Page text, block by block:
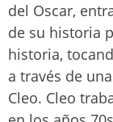
del Oscar,
de su historia
historia,
a través de
Cleo. Cleo